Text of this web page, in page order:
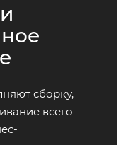
сборку,
всего